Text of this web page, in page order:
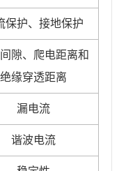
保护、接地保护
隙、爬电距离和
绝缘穿透距离
漏电流
谐波电流